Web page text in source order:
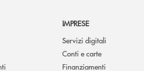
IMPRESE
Servizi digitali
Conti e carte
Finanziamenti